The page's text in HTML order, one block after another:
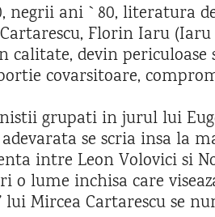
negrii ani `80, literatura
Florin Iaru (Iaru
calitate, devin
covarsitoare,
grupati in jurul lui
se scria insa la
intre Leon Volovici si
o lume inchisa care
lui Mircea Cartarescu se